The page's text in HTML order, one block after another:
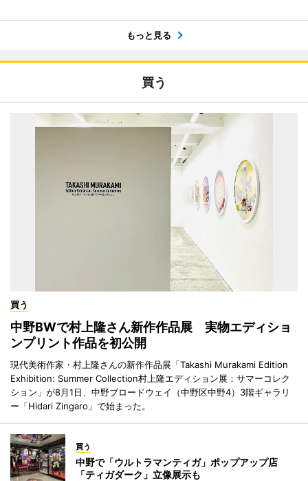
もっと見る
買う
買う
中野BWで村上隆さん新作作品展 実物エディショ
ンプリント作品を初公開
現代美術作家・村上隆さんの新作作品展「Takashi Murakami Edition
Exhibition: Summer Collection村上隆エディション展：サマーコレク
ション」が8月1日、中野ブロードウェイ（中野区中野4）3階ギャラリ
ー「Hidari Zingaro」で始まった。
買う
中野で「ウルトラマンティガ」ポップアップ店
「ティガダーク」立像展示も